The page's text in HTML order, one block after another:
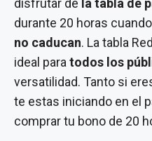
durante 20 horas
no caducan. La tabla
ideal para todos los
versatilidad. Tanto si
te estas iniciando en el
comprar tu bono de 20